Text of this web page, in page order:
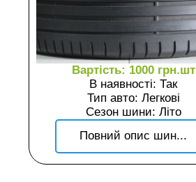
Вартість: 1000 грн.шт
В наявності: Так
Тип авто: Легкові
Сезон шини: Літо
Повний опис шин...